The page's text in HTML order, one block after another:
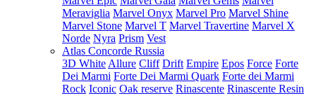
Meraviglia Marvel Onyx Marvel Pro Marvel Shine
Marvel Stone Marvel T Marvel Travertine Marvel X
Norde Nyra Prism Vest
Atlas Concorde Russia
3D White Allure Cliff Drift Empire Epos Force Forte
Dei Marmi Forte Dei Marmi Quark Forte dei Marmi
Rock Iconic Oak reserve Rinascente Rinascente Resin